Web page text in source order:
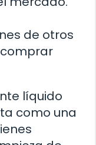
de otros
líquido
como una